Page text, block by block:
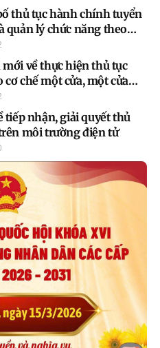
thủ tục hành chính tuyển
quản lý chức năng theo
2026/ND-CP
về thực hiện thủ tục
chế một cửa, một cửa
tiếp nhận, giải quyết thủ
môi trường điện tử